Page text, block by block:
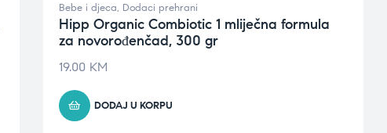
Bebe i djeca, Dodaci prehrani
Hipp Organic Combiotic 1 mliječna formula
za novorođenčad, 300 gr
19.00 KM
DODAJ U KORPU